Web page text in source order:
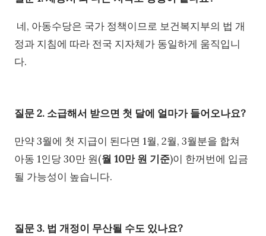
네, 아동수당은 국가 정책이므로 보건복지부의 법 개
정과 지침에 따라 전국 지자체가 동일하게 움직입니
다.
질문 2. 소급해서 받으면 첫 달에 얼마가 들어오나요?
만약 3월에 첫 지급이 된다면 1월, 2월, 3월분을 합쳐
아동 1인당 30만 원(월 10만 원 기준)이 한꺼번에 입금
될 가능성이 높습니다.
질문 3. 법 개정이 무산될 수도 있나요?